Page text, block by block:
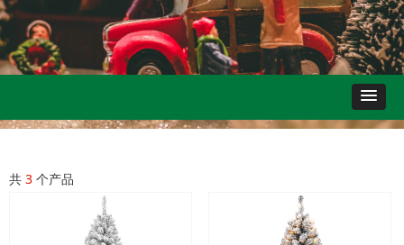
共 3 个产品